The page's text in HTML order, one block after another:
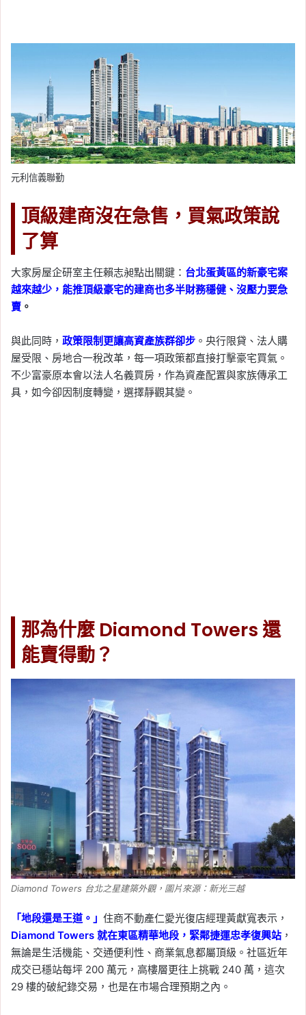
元利信義聯勤
頂級建商沒在急售，買氣政策說
了算
大家房屋企研室主任賴志昶點出關鍵： 台北蛋黃區的新豪宅案
越來越少，能推頂級豪宅的建商也多半財務穩健、沒壓力要急
賣 。
與此同時， 政策限制更讓高資產族群卻步 。央行限貸、法人購
屋受限、房地合一稅改革，每一項政策都直接打擊豪宅買氣。
不少富豪原本會以法人名義買房，作為資產配置與家族傳承工
具，如今卻因制度轉變，選擇靜觀其變。
那為什麼 Diamond Towers 還
能賣得動？
Diamond Towers 台北之星建築外觀，圖片來源：新光三越
「地段還是王道。」 住商不動產仁愛光復店經理黃獻寬表示，
Diamond Towers 就在東區精華地段，緊鄰捷運忠孝復興站 ，
無論是生活機能、交通便利性、商業氣息都屬頂級。社區近年
成交已穩站每坪 200 萬元，高樓層更往上挑戰 240 萬，這次
29 樓的破紀錄交易，也是在市場合理預期之內。